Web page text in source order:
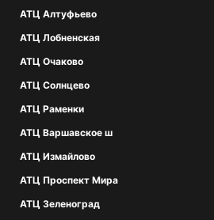
АТЦ Алтуфьево
АТЦ Лобненская
АТЦ Очаково
АТЦ Солнцево
АТЦ Раменки
АТЦ Варшавское ш
АТЦ Измайлово
АТЦ Проспект Мира
АТЦ Зеленоград